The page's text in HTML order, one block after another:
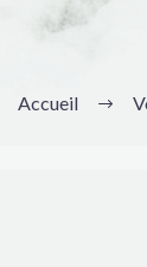
Accueil